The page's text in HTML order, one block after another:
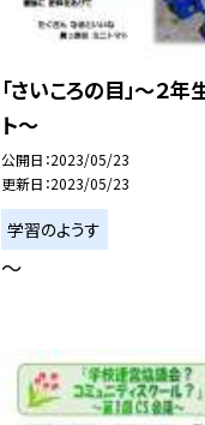
「さいころの目」〜２年
ト〜
公開日 2023/05/23
更新日 2023/05/23
学習のようす
〜